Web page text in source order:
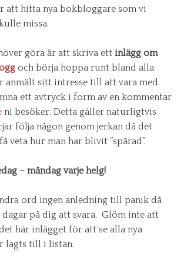
att hitta nya bokbloggare som vi
missa.
göra är att skriva ett inlägg om
och börja hoppa runt bland alla
anmält sitt intresse till att vara med.
ett avtryck i form av en kommentar
ni besöker. Detta gäller naturligtvis
följa någon genom jerkan då det
veta hur man har blivit ”spårad”.
– måndag varje helg!
ord ingen anledning till panik då
på dig att svara. Glöm inte att
här inlägget för att se alla nya
lagts till i listan.